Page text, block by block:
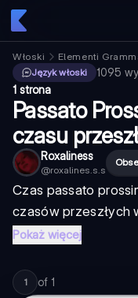
Włoski Elementi
Język włoski
1095
1 strona
Passato
czasu
Roxaliness
@roxalines.s.s
Czas passato
czasów przeszłych
Pokaż więcej
1 of 1